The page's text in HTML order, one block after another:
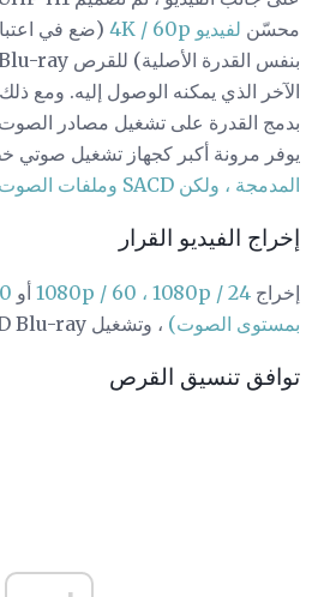
محسّن لفيديو 4K / 60p
(ضع في
الآخر الذي يمكنه الوصول إليه. ومع
بدمج القدرة على تشغيل مصادر
يوفر مرونة أكبر كجهاز تشغيل
المدمجة ، ولكن SACD
وملفات الصوت
إخراج الفيديو القرار
إخراج 1080p / 60 ، 1080p / 24 أو
بمستوى الصوت) ، وتشغيل 3D Blu-ray.
توافق تنسيق القرص